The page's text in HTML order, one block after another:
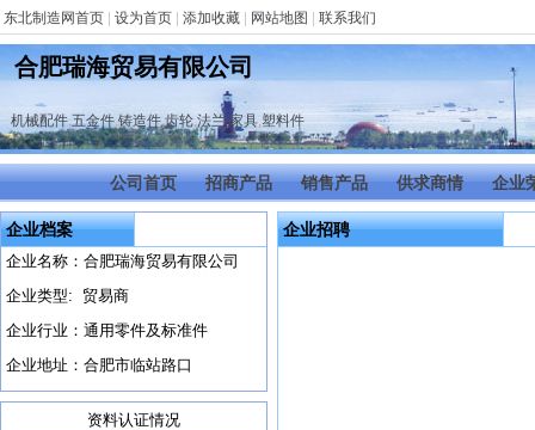
东北制造网首页 设为首页 添加收藏 网站地图 联系我们
合肥瑞海贸易有限公司
机械配件,五金件,铸造件,齿轮,法兰,家具,塑料件
公司首页 招商产品 销售产品 供求商情 企业
企业档案
企业名称：合肥瑞海贸易有限公司
企业类型: 贸易商
企业行业：通用零件及标准件
企业地址：合肥市临站路口
资料认证情况
企业招聘